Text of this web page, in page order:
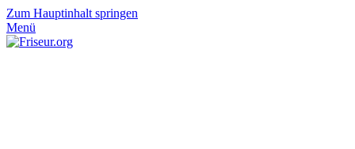
Zum Hauptinhalt springen
Menü